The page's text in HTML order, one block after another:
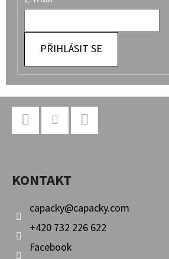
PŘIHLÁSIT SE
KONTAKT
capacky@capacky.com
+420 732 226 622
Facebook